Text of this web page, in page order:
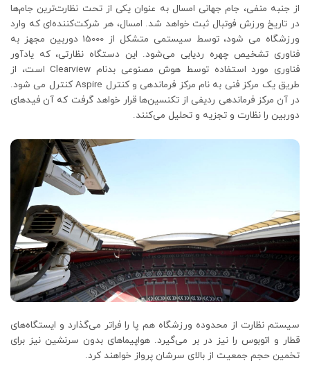
از جنبه منفی، جام جهانی امسال به عنوان یکی از تحت نظارت‌ترین جام‌ها
در تاریخ ورزش فوتبال ثبت خواهد شد. امسال، هر شرکت‌کننده‌ای که وارد
ورزشگاه می شود، توسط سیستمی متشکل از 15000 دوربین مجهز به
فناوری تشخیص چهره ردیابی می‌شود. این دستگاه نظارتی، که یادآور
فناوری مورد استفاده توسط هوش مصنوعی بدنام Clearview است، از
طریق یک مرکز فنی به نام مرکز فرماندهی و کنترل Aspire کنترل می شود.
در آن مرکز فرماندهی ردیفی از تکنسین‌ها قرار خواهد گرفت که آن فیدهای
دوربین را نظارت و تجزیه و تحلیل می‌کنند.
سیستم نظارت از محدوده ورزشگاه هم پا را فراتر می‌گذارد و ایستگاه‌های
قطار و اتوبوس را نیز در بر می‌گیرد. هواپیماهای بدون سرنشین نیز برای
تخمین حجم جمعیت از بالای سرشان پرواز خواهند کرد.